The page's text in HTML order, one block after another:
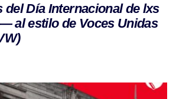
del Día Internacional de lxs
al estilo de Voces Unidas